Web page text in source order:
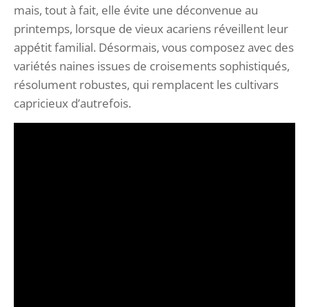
mais, tout à fait, elle évite une déconvenue au
printemps, lorsque de vieux acariens réveillent leur
appétit familial. Désormais, vous composez avec des
variétés naines issues de croisements sophistiqués,
résolument robustes, qui remplacent les cultivars
capricieux d’autrefois.